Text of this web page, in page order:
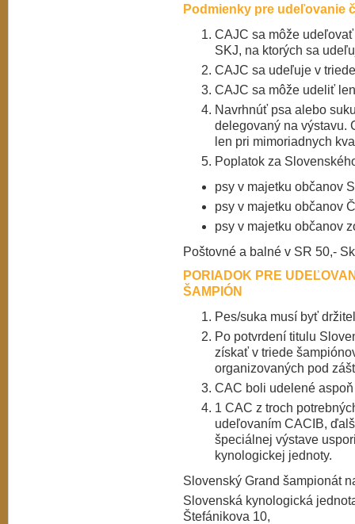
Podmienky pre udeľovanie
CAJC sa môže
SKJ, na ktorých sa
CAJC sa udeľuje v
CAJC sa môže udeliť
Navrhnúť psa alebo
delegovaný na výstavu.
len pri mimoriadnych
Poplatok za
psy v majetku občanov
psy v majetku občanov
psy v majetku občanov
Poštovné a balné v SR 50,-
PORIADOK PRE
ŠAMPIÓN
Pes/suka musí byť
Po potvrdení titulu
získať v triede
organizovaných pod
CAC boli udelené
1 CAC z troch
udeľovaním CACIB,
špeciálnej výstave
kynologickej jednoty.
Slovenský Grand šampionát
Slovenská kynologická
Štefánikova 10,